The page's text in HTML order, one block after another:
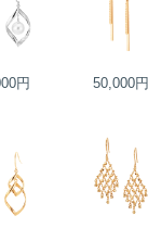
円 50,000円